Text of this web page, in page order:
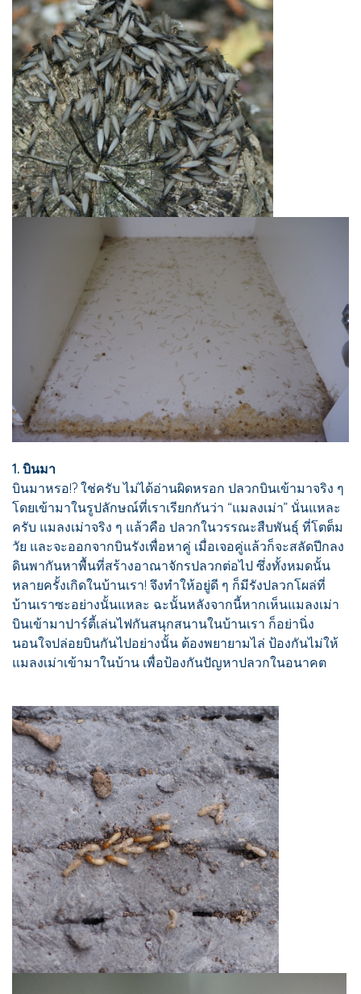
1. บินมา
บินมาหรอ!? ใช่ครับ ไม่ได้อ่านผิดหรอก ปลวกบินเข้ามาจริง ๆ
โดยเข้ามาในรูปลักษณ์ที่เราเรียกกันว่า “แมลงเม่า” นั่นแหละ
ครับ แมลงเม่าจริง ๆ แล้วคือ ปลวกในวรรณะสืบพันธุ์ ที่โตต็ม
วัย และจะออกจากบินรังเพื่อหาคู่ เมื่อเจอคู่แล้วก็จะสลัดปีกลง
ดินพากันหาพื้นที่สร้างอาณาจักรปลวกต่อไป ซึ่งทั้งหมดนั้น
หลายครั้งเกิดในบ้านเรา! จึงทำให้อยู่ดี ๆ ก็มีรังปลวกโผล่ที่
บ้านเราซะอย่างนั้นแหละ ฉะนั้นหลังจากนี้หากเห็นแมลงเม่า
บินเข้ามาปาร์ตี้เล่นไฟกันสนุกสนานในบ้านเรา ก็อย่านิ่ง
นอนใจปล่อยบินกันไปอย่างนั้น ต้องพยายามไล่ ป้องกันไม่ให้
แมลงเม่าเข้ามาในบ้าน เพื่อป้องกันปัญหาปลวกในอนาคต